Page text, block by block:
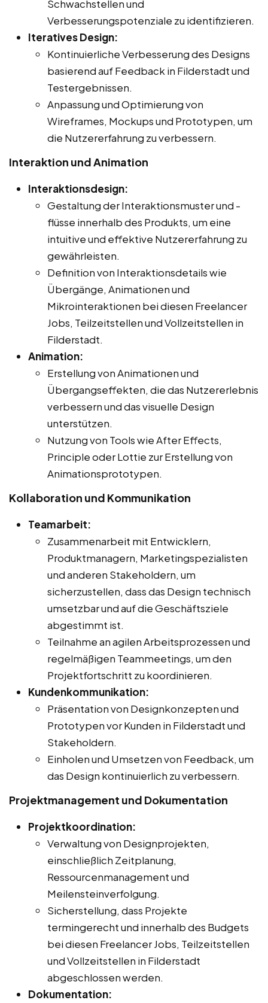
Schwachstellen und
Verbesserungspotenziale zu identifizieren.
Iteratives Design:
Kontinuierliche Verbesserung des Designs
basierend auf Feedback in Filderstadt und
Testergebnissen.
Anpassung und Optimierung von
Wireframes, Mockups und Prototypen, um
die Nutzererfahrung zu verbessern.
Interaktion und Animation
Interaktionsdesign:
Gestaltung der Interaktionsmuster und -
flüsse innerhalb des Produkts, um eine
intuitive und effektive Nutzererfahrung zu
gewährleisten.
Definition von Interaktionsdetails wie
Übergänge, Animationen und
Mikrointeraktionen bei diesen Freelancer
Jobs, Teilzeitstellen und Vollzeitstellen in
Filderstadt.
Animation:
Erstellung von Animationen und
Übergangseffekten, die das Nutzererlebnis
verbessern und das visuelle Design
unterstützen.
Nutzung von Tools wie After Effects,
Principle oder Lottie zur Erstellung von
Animationsprototypen.
Kollaboration und Kommunikation
Teamarbeit:
Zusammenarbeit mit Entwicklern,
Produktmanagern, Marketingspezialisten
und anderen Stakeholdern, um
sicherzustellen, dass das Design technisch
umsetzbar und auf die Geschäftsziele
abgestimmt ist.
Teilnahme an agilen Arbeitsprozessen und
regelmäßigen Teammeetings, um den
Projektfortschritt zu koordinieren.
Kundenkommunikation:
Präsentation von Designkonzepten und
Prototypen vor Kunden in Filderstadt und
Stakeholdern.
Einholen und Umsetzen von Feedback, um
das Design kontinuierlich zu verbessern.
Projektmanagement und Dokumentation
Projektkoordination:
Verwaltung von Designprojekten,
einschließlich Zeitplanung,
Ressourcenmanagement und
Meilensteinverfolgung.
Sicherstellung, dass Projekte
termingerecht und innerhalb des Budgets
bei diesen Freelancer Jobs, Teilzeitstellen
und Vollzeitstellen in Filderstadt
abgeschlossen werden.
Dokumentation: